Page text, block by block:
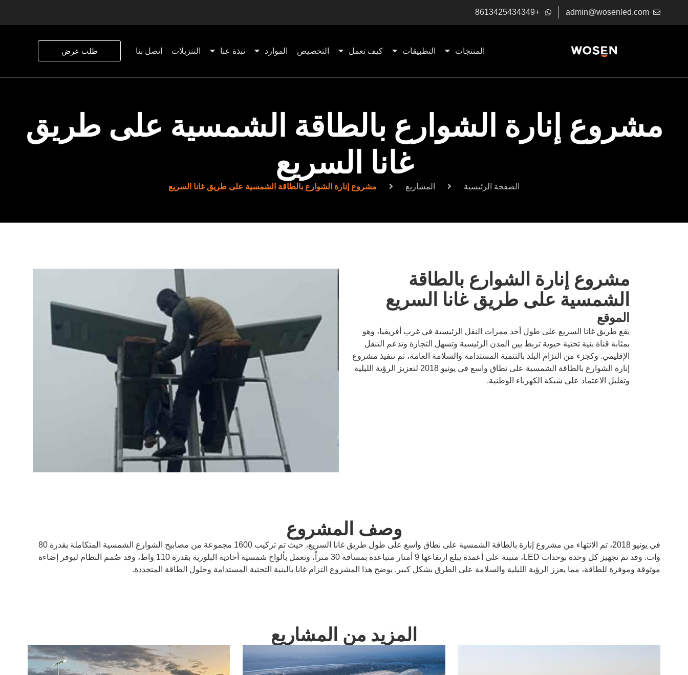
admin@wosenled.com
+8613425434349
المنتجات التطبيقات كيف تعمل التخصيص الموارد نبذة عنا التنزيلات اتصل بنا طلب عرض
مشروع إنارة الشوارع بالطاقة الشمسية على طريق
غانا السريع
الصفحة الرئيسية المشاريع مشروع إنارة الشوارع بالطاقة الشمسية على طريق غانا السريع
مشروع إنارة الشوارع بالطاقة
الشمسية على طريق غانا السريع
الموقع
يقع طريق غانا السريع على طول أحد ممرات النقل الرئيسية في غرب أفريقيا، وهو
بمثابة قناة بنية تحتية حيوية تربط بين المدن الرئيسية وتسهل التجارة وتدعم التنقل
الإقليمي. وكجزء من التزام البلد بالتنمية المستدامة والسلامة العامة، تم تنفيذ مشروع
إنارة الشوارع بالطاقة الشمسية على نطاق واسع في يونيو 2018 لتعزيز الرؤية الليلية
وتقليل الاعتماد على شبكة الكهرباء الوطنية.
وصف المشروع
في يونيو 2018، تم الانتهاء من مشروع إنارة بالطاقة الشمسية على نطاق واسع على طول طريق غانا السريع، حيث تم تركيب 1600 مجموعة من مصابيح الشوارع الشمسية المتكاملة بقدرة 80
وات. وقد تم تجهيز كل وحدة بوحدات LED، مثبتة على أعمدة يبلغ ارتفاعها 9 أمتار متباعدة بمسافة 30 متراً، وتعمل بألواح شمسية أحادية البلورية بقدرة 110 واط، وقد صُمم النظام ليوفر إضاءة
موثوقة وموفرة للطاقة، مما يعزز الرؤية الليلية والسلامة على الطرق بشكل كبير. يوضح هذا المشروع التزام غانا بالبنية التحتية المستدامة وحلول الطاقة المتجددة.
المزيد من المشاريع